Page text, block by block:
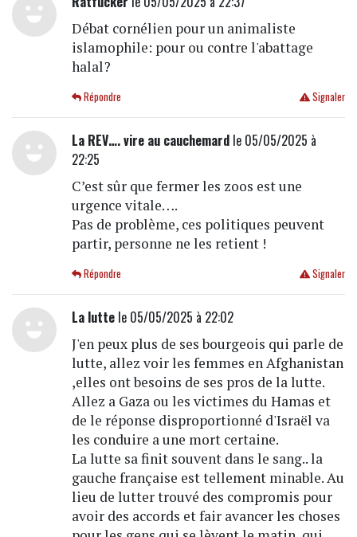
Débat cornélien pour un animaliste
islamophile: pour ou contre l'abattage
halal?
Signaler
Répondre
La REV…. vire au cauchemardle 05/05/2025 à
22:25
C’est sûr que fermer les zoos est une
urgence vitale….
Pas de problème, ces politiques peuvent
partir, personne ne les retient !
Signaler
Répondre
La luttele 05/05/2025 à 22:02
J'en peux plus de ses bourgeois qui parle de
lutte, allez voir les femmes en Afghanistan
,elles ont besoins de ses pros de la lutte.
Allez a Gaza ou les victimes du Hamas et
de le réponse disproportionné d'Israël va
les conduire a une mort certaine.
La lutte sa finit souvent dans le sang.. la
gauche française est tellement minable. Au
lieu de lutter trouvé des compromis pour
avoir des accords et fair avancer les choses